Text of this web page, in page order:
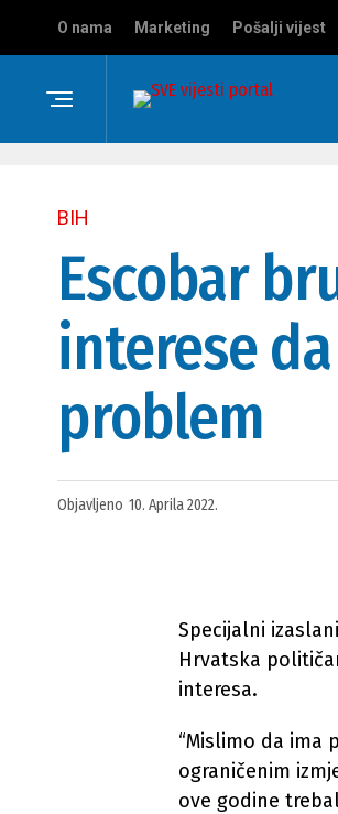
O nama Marketing Pošalji vijest
BIH
Escobar
interese
problem
Objavljeno 10. Aprila 2022.
Specijalni
Hrvatska
interesa.
“Mislimo da ima
ograničenim
ove godine